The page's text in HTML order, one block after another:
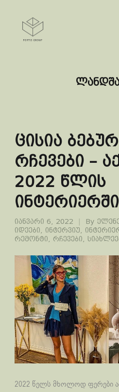
ცისია
რჩევები –
2022 წლის
ინტერიერში
იანვარი 6, 2022 By
იდეები
ინტერვიუ
რემონტი
რჩევები
2022 წელს მხოლოდ ფერები